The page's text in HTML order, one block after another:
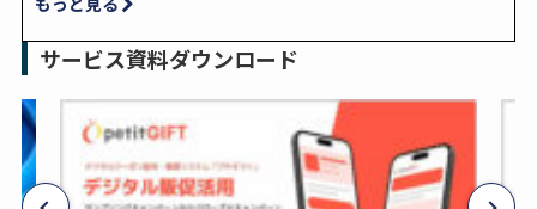
サービス資料ダウンロード